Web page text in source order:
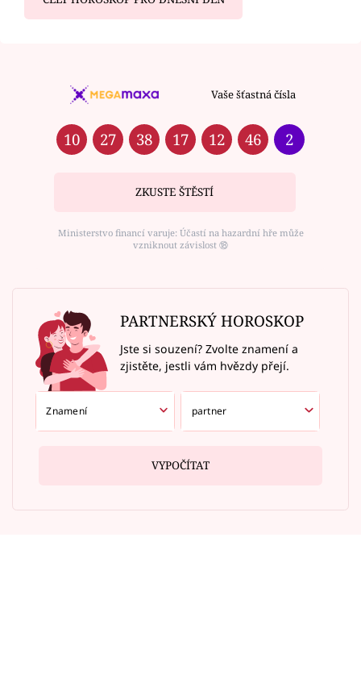
Vaše šťastná čísla
10 27 38 17 12 46 2
ZKUSTE ŠTĚSTÍ
Ministerstvo financí varuje: Účastí na hazardní hře může
vzniknout závislost ⑱
PARTNERSKÝ HOROSKOP
Jste si souzení? Zvolte znamení a
zjistěte, jestli vám hvězdy přejí.
VYPOČÍTAT